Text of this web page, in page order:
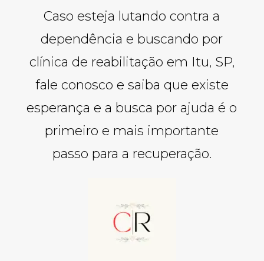
Caso esteja lutando contra a
dependência e buscando por
clínica de reabilitação em Itu, SP,
fale conosco e saiba que existe
esperança e a busca por ajuda é o
primeiro e mais importante
passo para a recuperação.